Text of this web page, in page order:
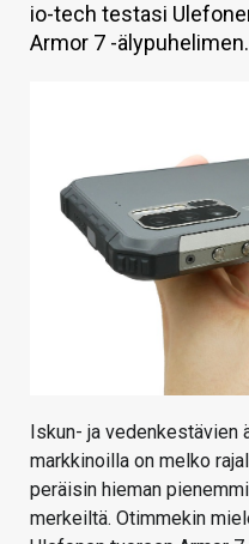
TIETOA
VAIHDA TEEMA
io-tech testasi
Armor 7 -älypuhelimen.
Iskun- ja vedenkestävien
markkinoilla on melko
peräisin hieman
merkeiltä. Otimmekin